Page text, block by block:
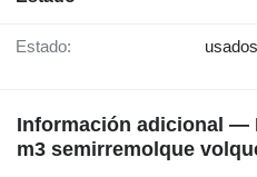
Estado: usados
Información adicional —
m3 semirremolque